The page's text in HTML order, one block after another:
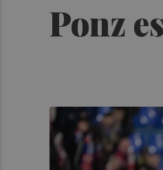
Ponz